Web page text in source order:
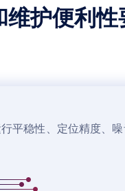
护便利
平稳性、定位精度、